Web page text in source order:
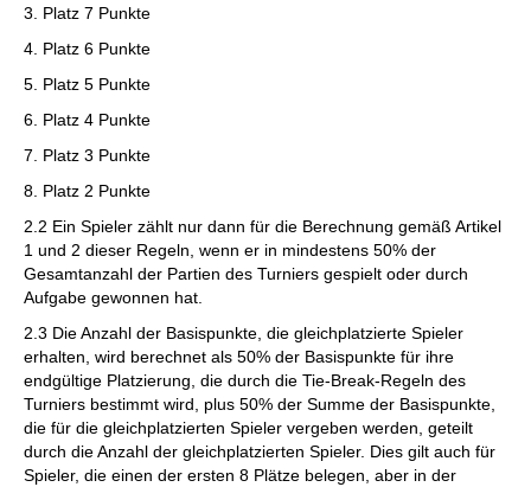
3. Platz 7 Punkte
4. Platz 6 Punkte
5. Platz 5 Punkte
6. Platz 4 Punkte
7. Platz 3 Punkte
8. Platz 2 Punkte
2.2 Ein Spieler zählt nur dann für die Berechnung gemäß Artikel
1 und 2 dieser Regeln, wenn er in mindestens 50% der
Gesamtanzahl der Partien des Turniers gespielt oder durch
Aufgabe gewonnen hat.
2.3 Die Anzahl der Basispunkte, die gleichplatzierte Spieler
erhalten, wird berechnet als 50% der Basispunkte für ihre
endgültige Platzierung, die durch die Tie-Break-Regeln des
Turniers bestimmt wird, plus 50% der Summe der Basispunkte,
die für die gleichplatzierten Spieler vergeben werden, geteilt
durch die Anzahl der gleichplatzierten Spieler. Dies gilt auch für
Spieler, die einen der ersten 8 Plätze belegen, aber in der